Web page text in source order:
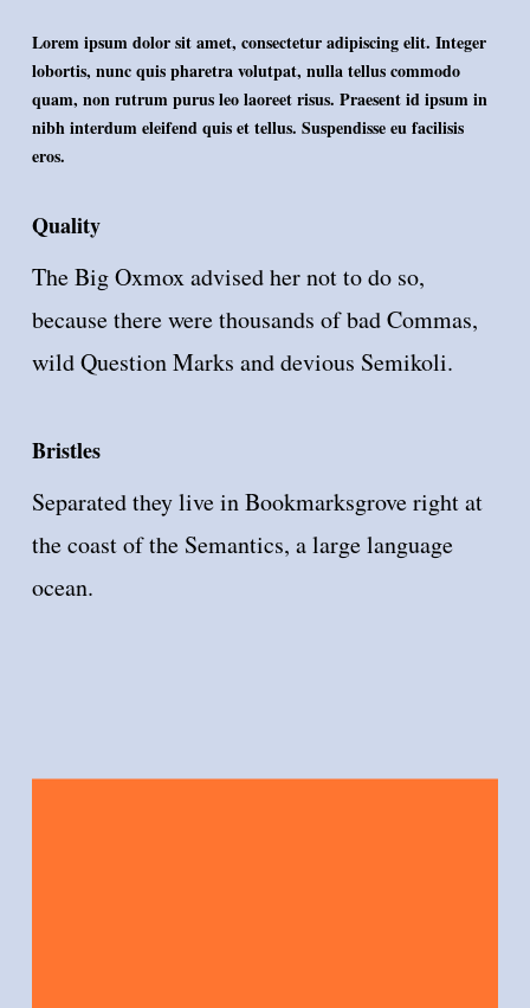
Lorem ipsum dolor sit amet, consectetur adipiscing elit. Integer
lobortis, nunc quis pharetra volutpat, nulla tellus commodo
quam, non rutrum purus leo laoreet risus. Praesent id ipsum in
nibh interdum eleifend quis et tellus. Suspendisse eu facilisis
eros.
Quality
The Big Oxmox advised her not to do so,
because there were thousands of bad Commas,
wild Question Marks and devious Semikoli.
Bristles
Separated they live in Bookmarksgrove right at
the coast of the Semantics, a large language
ocean.